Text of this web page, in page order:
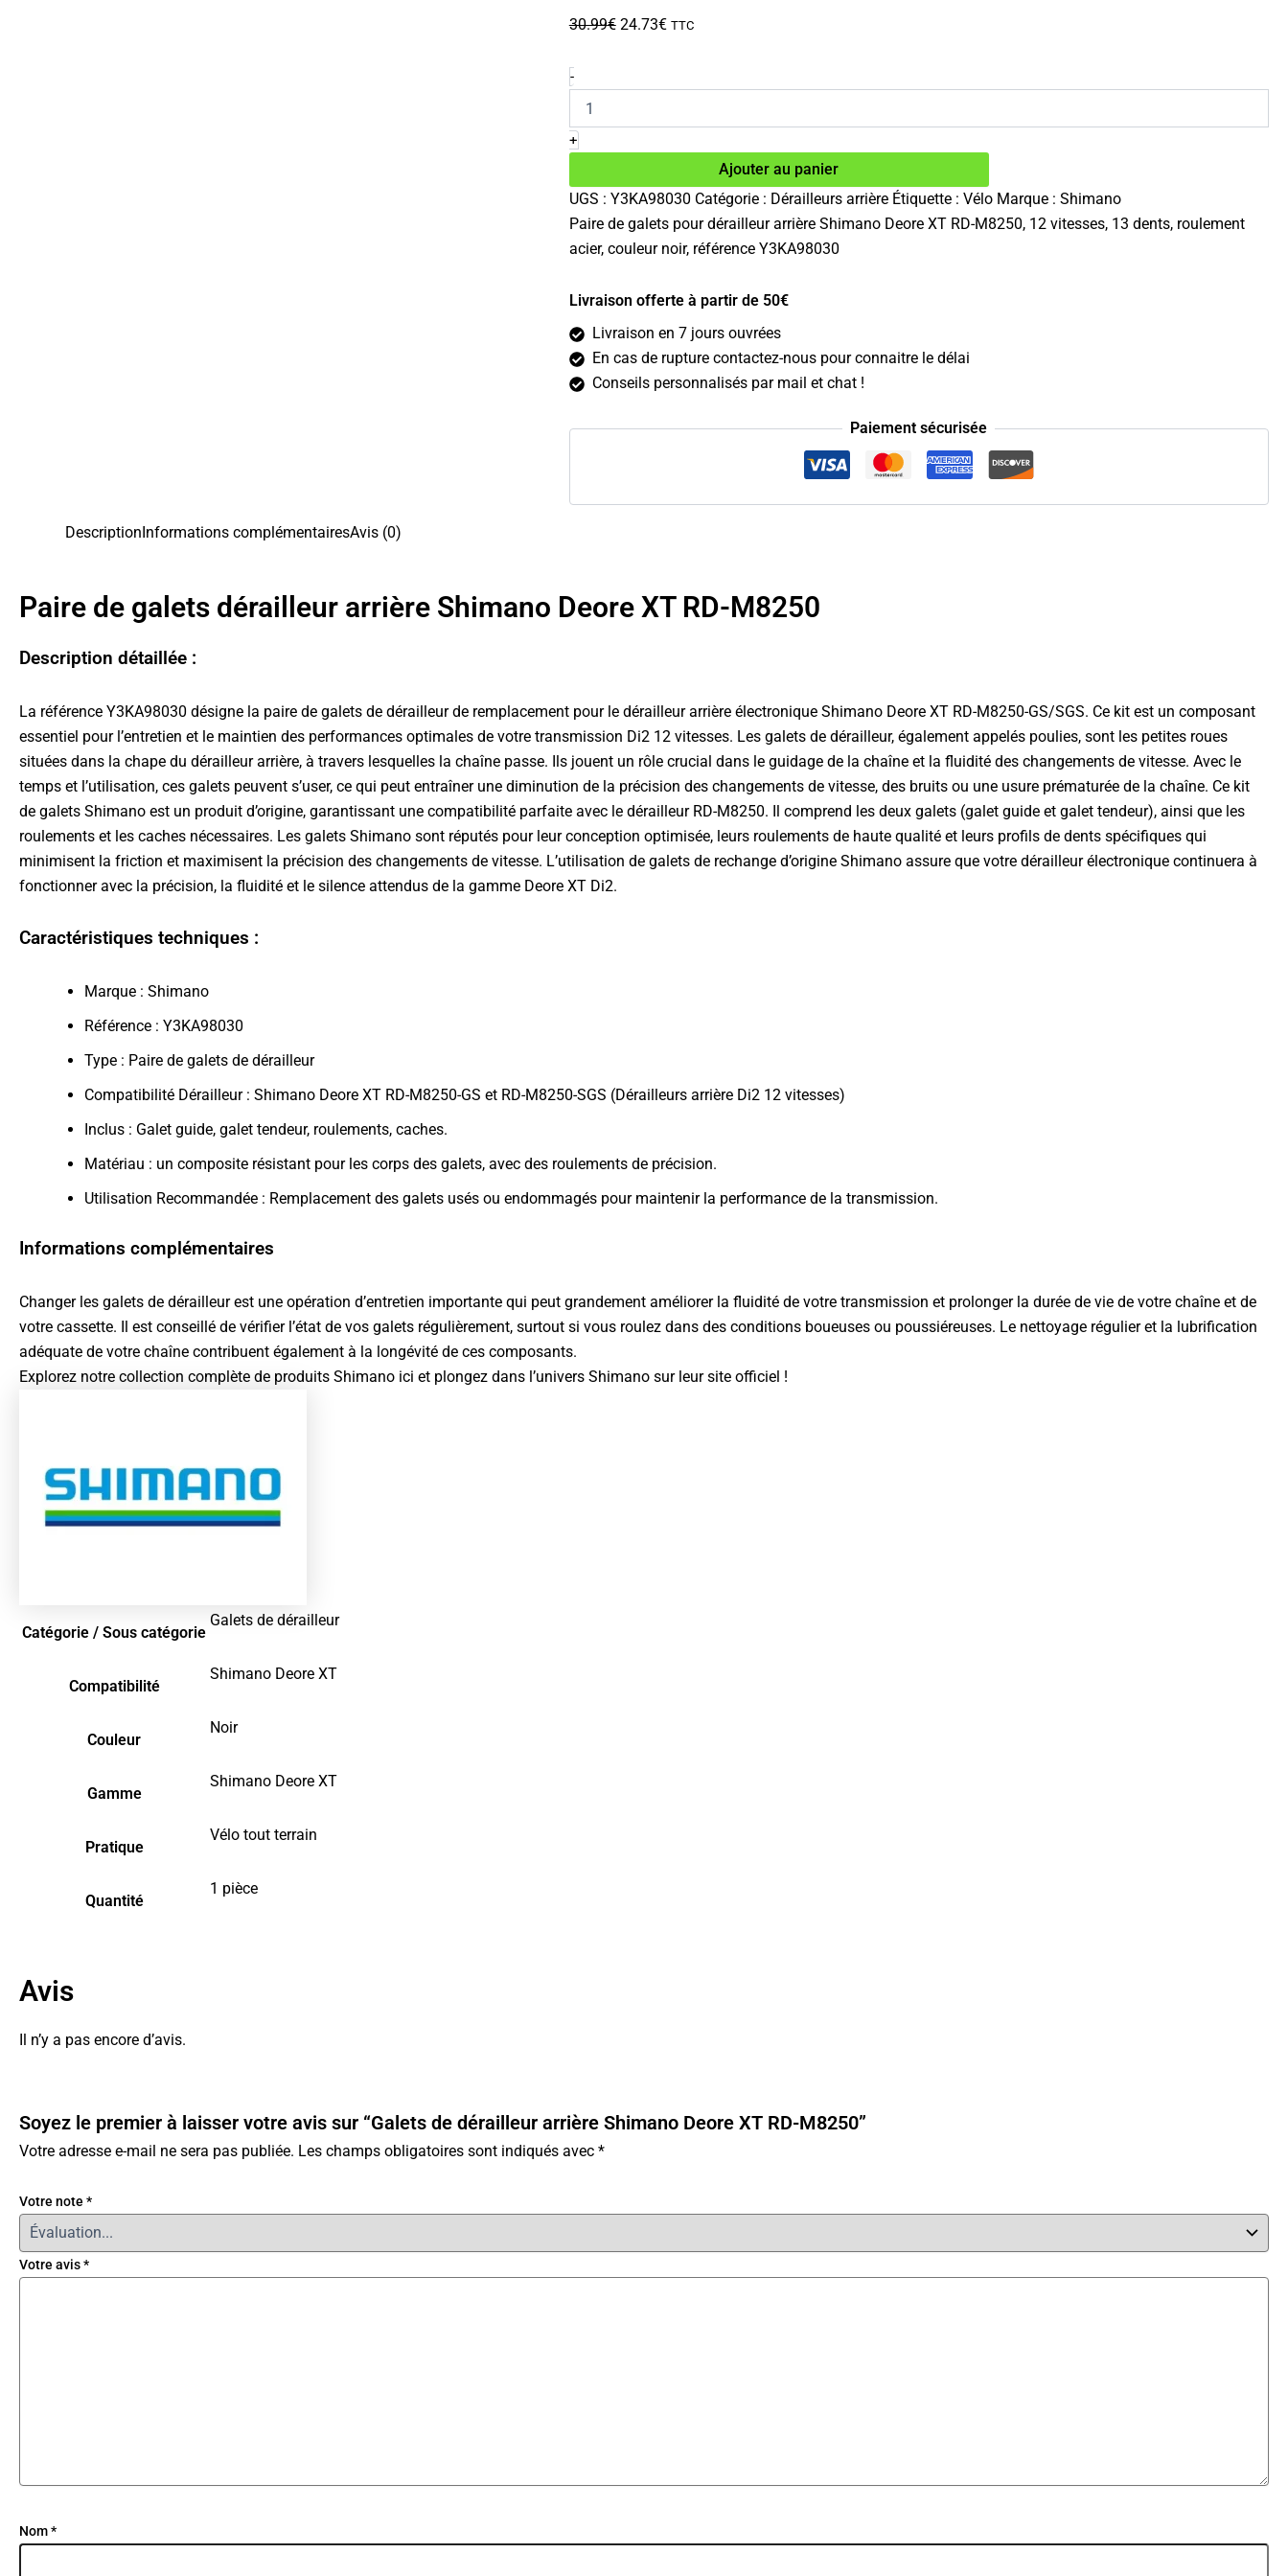
30.99€ Le
30.99€.
24.73€Le
24.73€.
TTC
-quantité
de
Galets
de
dérailleur
Shimano
Deore
XT
RD-
+
Ajouter au panier
UGS : Y3KA98030 Catégorie : Dérailleurs arrière Étiquette : Vélo Marque : Shimano
Paire de galets pour dérailleur arrière Shimano Deore XT RD-M8250, 12 vitesses, 13 dents, roulement
acier, couleur noir, référence Y3KA98030
Livraison offerte à partir de 50€
Livraison en 7 jours ouvrées
En cas de rupture contactez-nous pour connaitre le délai
Conseils personnalisés par mail et chat !
Paiement sécurisée
DescriptionInformations complémentairesAvis (0)
Paire de galets dérailleur arrière Shimano Deore XT RD-M8250
Description détaillée :
La référence Y3KA98030 désigne la paire de galets de dérailleur de remplacement pour le dérailleur arrière électronique Shimano Deore XT RD-M8250-GS/SGS. Ce kit est un composant
essentiel pour l’entretien et le maintien des performances optimales de votre transmission Di2 12 vitesses. Les galets de dérailleur, également appelés poulies, sont les petites roues
situées dans la chape du dérailleur arrière, à travers lesquelles la chaîne passe. Ils jouent un rôle crucial dans le guidage de la chaîne et la fluidité des changements de vitesse. Avec le
temps et l’utilisation, ces galets peuvent s’user, ce qui peut entraîner une diminution de la précision des changements de vitesse, des bruits ou une usure prématurée de la chaîne. Ce kit
de galets Shimano est un produit d’origine, garantissant une compatibilité parfaite avec le dérailleur RD-M8250. Il comprend les deux galets (galet guide et galet tendeur), ainsi que les
roulements et les caches nécessaires. Les galets Shimano sont réputés pour leur conception optimisée, leurs roulements de haute qualité et leurs profils de dents spécifiques qui
minimisent la friction et maximisent la précision des changements de vitesse. L’utilisation de galets de rechange d’origine Shimano assure que votre dérailleur électronique continuera à
fonctionner avec la précision, la fluidité et le silence attendus de la gamme Deore XT Di2.
Caractéristiques techniques :
Marque : Shimano
Référence : Y3KA98030
Type : Paire de galets de dérailleur
Compatibilité Dérailleur : Shimano Deore XT RD-M8250-GS et RD-M8250-SGS (Dérailleurs arrière Di2 12 vitesses)
Inclus : Galet guide, galet tendeur, roulements, caches.
Matériau : un composite résistant pour les corps des galets, avec des roulements de précision.
Utilisation Recommandée : Remplacement des galets usés ou endommagés pour maintenir la performance de la transmission.
Informations complémentaires
Changer les galets de dérailleur est une opération d’entretien importante qui peut grandement améliorer la fluidité de votre transmission et prolonger la durée de vie de votre chaîne et de
votre cassette. Il est conseillé de vérifier l’état de vos galets régulièrement, surtout si vous roulez dans des conditions boueuses ou poussiéreuses. Le nettoyage régulier et la lubrification
adéquate de votre chaîne contribuent également à la longévité de ces composants.
Explorez notre collection complète de produits Shimano ici et plongez dans l’univers Shimano sur leur site officiel !
Catégorie / Sous catégorie
Galets de dérailleur
Compatibilité
Shimano Deore XT
Couleur
Noir
Gamme
Shimano Deore XT
Pratique
Vélo tout terrain
Quantité
1 pièce
Avis
Il n’y a pas encore d’avis.
Soyez le premier à laisser votre avis sur “Galets de dérailleur arrière Shimano Deore XT RD-M8250”
Votre adresse e-mail ne sera pas publiée. Les champs obligatoires sont indiqués avec *
Votre note *
Votre avis*
Nom*